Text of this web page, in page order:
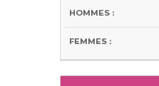
COUPLES
: